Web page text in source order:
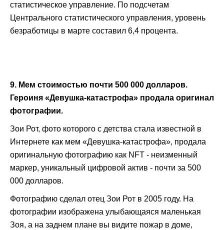
статистическое управление. По подсчетам
Центрального статистического управления, уровень
безработицы в марте составил 6,4 процента.
9. Мем стоимостью почти 500 000 долларов.
Героиня «Девушка-катастрофа» продала оригинал
фотографии.
Зои Рот, фото которого с детства стала известной в
Интернете как мем «Девушка-катастрофа», продала
оригинальную фотографию как NFT - неизменный
маркер, уникальный цифровой актив - почти за 500
000 долларов.
Фотографию сделал отец Зои Рот в 2005 году. На
фотографии изображена улыбающаяся маленькая
Зоя, а на заднем плане вы видите пожар в доме,